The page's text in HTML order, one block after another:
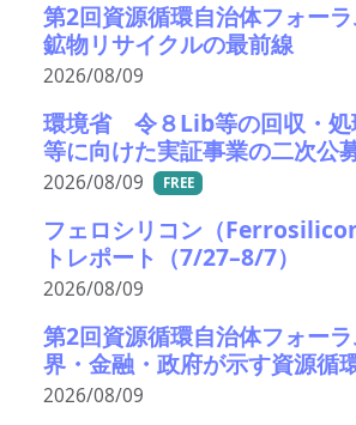
第2回資源循環自治体フォー
鉱物リサイクルの最前線
2026/08/09
環境省 令８Lib等の回収・処
等に向けた実証事業の二次公
2026/08/09 FREE
フェロシリコン（
トレポート（7/27–8/7）
2026/08/09
第2回資源循環自治体フォー
界・金融・政府が示す資源循
2026/08/09